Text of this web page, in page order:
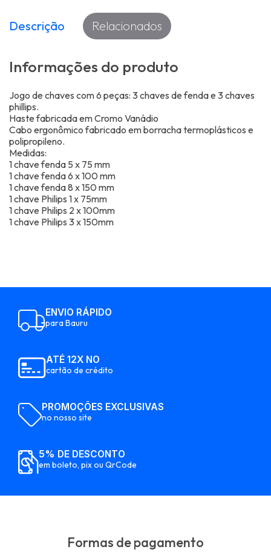
Descrição Relacionados
Informações do produto
Jogo de chaves com 6 peças: 3 chaves de fenda e 3 chaves
phillips.
Haste fabricada em Cromo Vanádio
Cabo ergonômico fabricado em borracha termoplásticos e
polipropileno.
Medidas:
1 chave fenda 5 x 75 mm
1 chave fenda 6 x 100 mm
1 chave fenda 8 x 150 mm
1 chave Philips 1 x 75mm
1 chave Philips 2 x 100mm
1 chave Philips 3 x 150mm
ENVIO RÁPIDO
para Bauru
ATÉ 12X NO
cartão de crédito
PROMOÇÕES EXCLUSIVAS
no nosso site
5% DE DESCONTO
em boleto, pix ou QrCode
Formas de pagamento